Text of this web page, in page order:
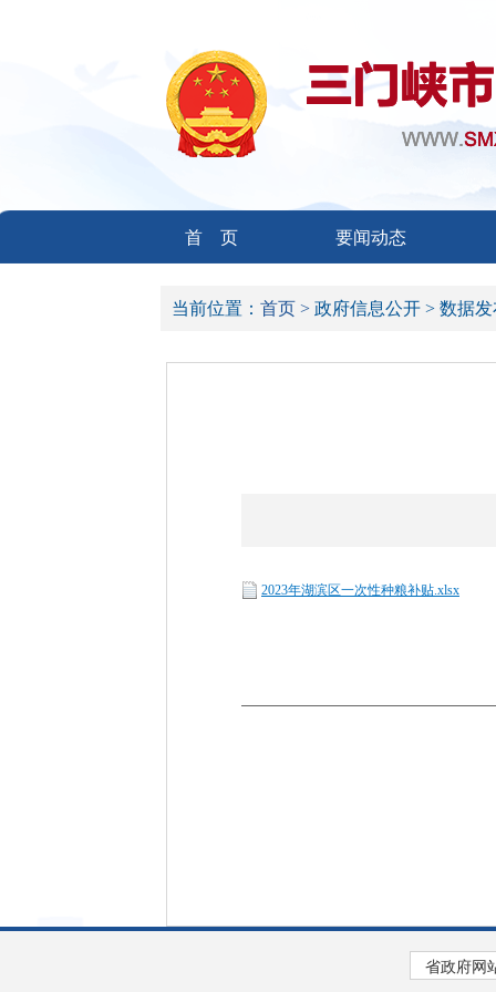
首 页 要闻动态
当前位置： 首页 > 政府信息公开 > 数据
2023年湖滨区一次性种粮补贴.xlsx